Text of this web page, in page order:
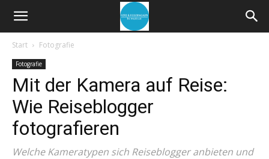
Start Fotografie
Fotografie
Mit der Kamera auf Reise:
Wie Reiseblogger
fotografieren
Welche Kameratypen sich Reiseblogger anbieten und